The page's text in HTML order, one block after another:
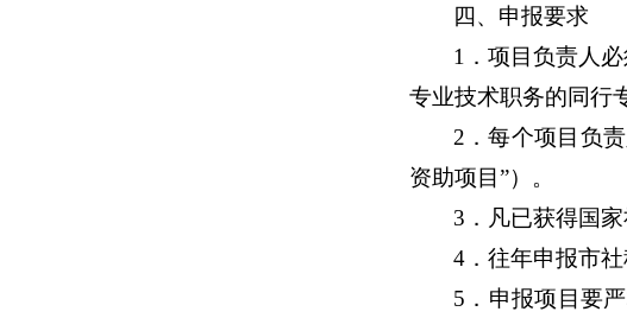
四、申报要求
1 ．项目负责人
专业技术职务的同行
2 ．每个项目负
资助项目”）。
3 ．凡已获得国
4．往年申报市
5 ．申报项目要